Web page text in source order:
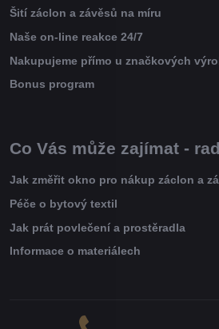
Šití záclon a závěsů na míru
Naše on-line reakce 24/7
Nakupujeme přímo u značkových
Bonus program
Co Vás může zajímat -
Jak změřit okno pro nákup záclon a
Péče o bytový textil
Jak prát povlečení a prostěradla
Informace o materiálech